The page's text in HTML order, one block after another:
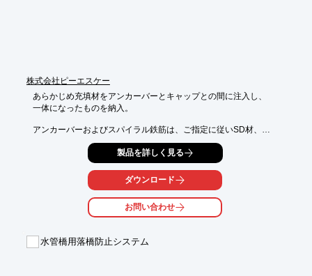
株式会社ピーエスケー
あらかじめ充填材をアンカーバーとキャップとの間に注入し、
一体になったものを納入。
アンカーバーおよびスパイラル鉄筋は、ご指定に従いSD材、
SS材、またはSR材を使用し、アンカーキャップは、SGP材を
【使用材料の規格】
■アンカーバー及びスパイラル筋
・JIS G 3112 SD295/JIS G 3101 SS400/JIS G 3112 SR235
■アンカーキャップ
製品を詳しく見る
ダウンロード
お問い合わせ
水管橋用落橋防止システム